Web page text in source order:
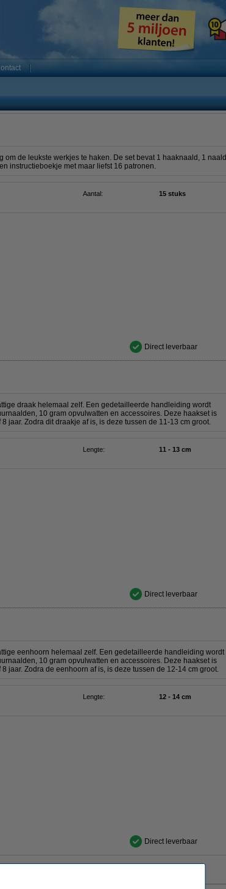
om de leukste werkjes te haken. De set bevat 1 haaknaald, 1 naald
instructieboekje met maar liefst 16 patronen.
Aantal:
15 stuks
Direct leverbaar
draak helemaal zelf. Een gedetailleerde handleiding wordt
10 gram opvulwatten en accessoires. Deze haakset is
jaar. Zodra dit draakje af is, is deze tussen de 11-13 cm groot.
Lengte:
11 - 13 cm
Direct leverbaar
eenhoorn helemaal zelf. Een gedetailleerde handleiding wordt
10 gram opvulwatten en accessoires. Deze haakset is
jaar. Zodra de eenhoorn af is, is deze tussen de 12-14 cm groot.
Lengte:
12 - 14 cm
Direct leverbaar